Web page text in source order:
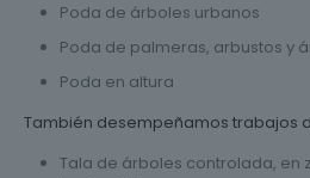
Poda de árboles urbanos
Poda de palmeras, arbustos y
Poda en altura
También desempeñamos trabajos
Tala de árboles controlada, en